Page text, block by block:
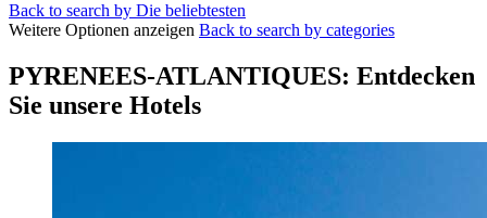
Back to search by Die beliebtesten
Weitere Optionen anzeigen Back to search by categories
PYRENEES-ATLANTIQUES: Entdecken
Sie unsere Hotels